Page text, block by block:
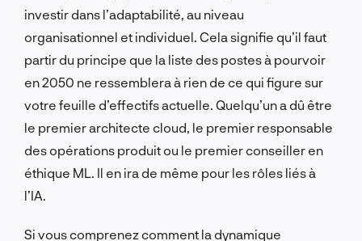
investir dans l’adaptabilité, au niveau
organisationnel et individuel. Cela signifie qu’il faut
partir du principe que la liste des postes à pourvoir
en 2050 ne ressemblera à rien de ce qui figure sur
votre feuille d’effectifs actuelle. Quelqu’un a dû être
le premier architecte cloud, le premier responsable
des opérations produit ou le premier conseiller en
éthique ML. Il en ira de même pour les rôles liés à
l’IA.
Si vous comprenez comment la dynamique